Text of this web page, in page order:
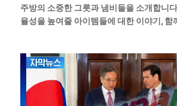
주방의 소중한 그릇과 냄비들을 소개합니
율성을 높여줄 아이템들에 대한 이야기, 함